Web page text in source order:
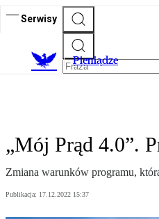
Serwisy
Pieniądze
„Mój Prąd 4.0”.
Zmiana warunków programu,
Publikacja: 17.12.2022 15:37